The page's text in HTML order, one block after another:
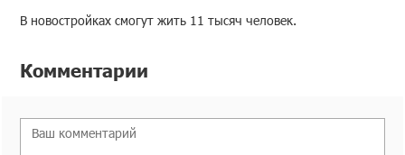
В новостройках смогут жить 11 тысяч человек.
Комментарии